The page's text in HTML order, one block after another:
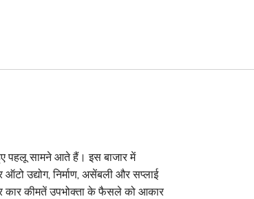
पहलू सामने आते हैं। इस बाजार में
ऑटो उद्योग,निर्माण, असेंबली और सप्लाई
कार कीमतेंउपभोक्ता के फैसले को आकार